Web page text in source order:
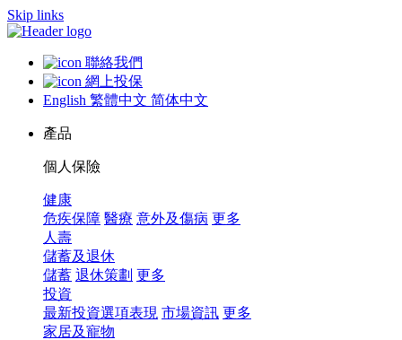
Skip links
聯絡我們
網上投保
English 繁體中文 简体中文
產品
個人保險
健康
危疾保障 醫療 意外及傷病 更多
人壽
儲蓄及退休
儲蓄 退休策劃 更多
投資
最新投資選項表現 市場資訊 更多
家居及寵物